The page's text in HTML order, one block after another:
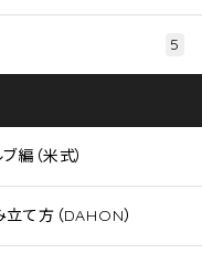
5
（米式）
て方（DAHON）